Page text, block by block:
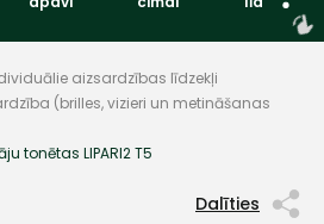
aizsardzības līdzekļi
(brilles, vizieri un metināšanas
tonētas LIPARI2 T5
Dalīties